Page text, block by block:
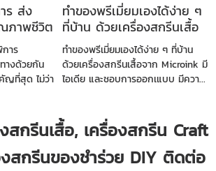
ร ส่ง
ภาพชีวิต
าร
างด้วยกัน
ญที่สุด ไม่ว่า
ทำของพรีเมี่ยมเองได้ง่าย ๆ
ที่บ้าน ด้วยเครื่องสกรีนเสื้อ
จาก Microink
ทำของพรีเมี่ยมเองได้ง่าย ๆ ที่บ้าน
ด้วยเครื่องสกรีนเสื้อจาก Microink มี
ไอเดีย และชอบการออกเแบบ มีควา...
สกรีนเสื้อ, เครื่องสกรีน Craft
สกรีนของชำร่วย DIY ติดต่อ